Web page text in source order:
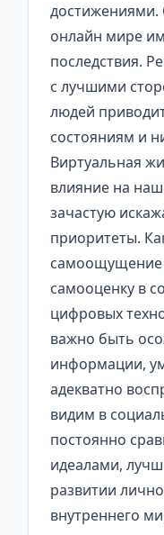
достижениями.
онлайн мире
последствия.
с лучшими
людей
состояниям и
Виртуальная
влияние на
зачастую
приоритеты.
самооценку в
цифровых
важно быть
информации,
адекватно
видим в
постоянно
идеалами,
развитии
внутреннего